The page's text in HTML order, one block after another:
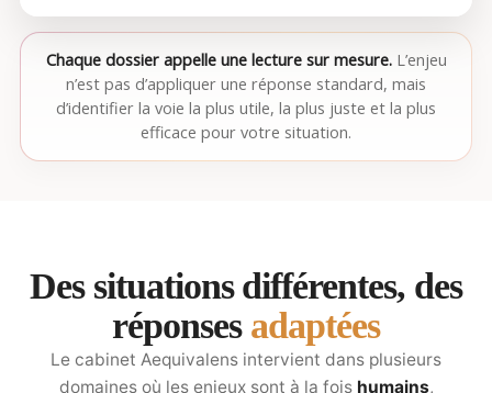
Chaque dossier appelle une lecture sur mesure.L’enjeu
n’est pas d’appliquer une réponse standard, mais
d’identifier la voie la plus utile, la plus juste et la plus
efficace pour votre situation.
Des situations différentes, des
réponses adaptées
Le cabinet Aequivalens intervient dans plusieurs
domaines où les enjeux sont à la fois humains,